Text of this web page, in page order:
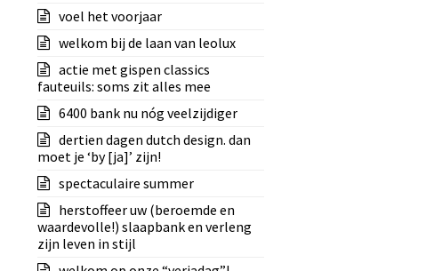
voel het voorjaar
welkom bij de laan van leolux
actie met gispen classics
fauteuils: soms zit alles mee
6400 bank nu nóg veelzijdiger
dertien dagen dutch design. dan
moet je ‘by [ja]’ zijn!
spectaculaire summer
herstoffeer uw (beroemde en
waardevolle!) slaapbank en verleng
zijn leven in stijl